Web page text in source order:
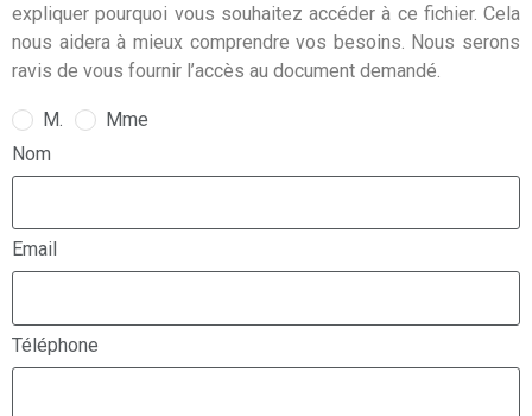
expliquer pourquoi vous souhaitez accéder à ce fichier. Cela
nous aidera à mieux comprendre vos besoins. Nous serons
ravis de vous fournir l’accès au document demandé.
M.
Mme
Nom
Email
Téléphone